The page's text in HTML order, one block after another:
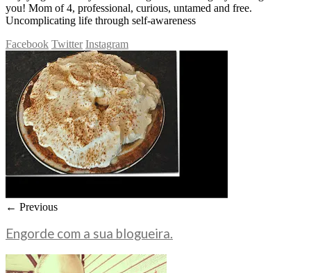
you! Mom of 4, professional, curious, untamed and free.
Uncomplicating life through self-awareness
Facebook Twitter Instagram
← Previous
Engorde com a sua blogueira.